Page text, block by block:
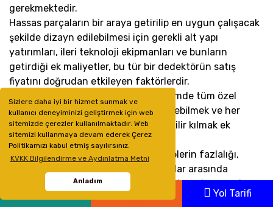
Sizlere daha iyi bir hizmet sunmak ve
kullanıcı deneyiminizi geliştirmek için web
sitemizde çerezler kullanılmaktadır. Web
sitemizi kullanmaya devam ederek Çerez
Politikamızı kabul etmiş sayılırsınız.
KVKK Bilgilendirme ve Aydınlatma Metni
Anladım
gerekmektedir.
Hassas parçaların bir araya getirilip en uygun çalışacak
şekilde dizayn edilebilmesi için gerekli alt yapı
yatırımları, ileri teknoloji ekipmanları ve bunların
getirdiği ek maliyetler, bu tür bir dedektörün satış
fiyatını doğrudan etkileyen faktörlerdir.
Bu süreci doğru yönlendirmek, üretimde tüm özel
koşulları tam ve eksiksiz yerine getirebilmek ve her
şeyden de önemlisi bunu sürdürülebilir kılmak ek
maliyetler doğurmaktadır.
Ancak bu tür dedektörlere olan taleplerin fazlalığı,
sürüm satışların yoğunluğu ve firmalar arasında
yaşanan rekabet, fiyatları piyasa şartlarında en az kar
marj sınırına doğru çekmektedir.
Whatsapp Yol Tarifi